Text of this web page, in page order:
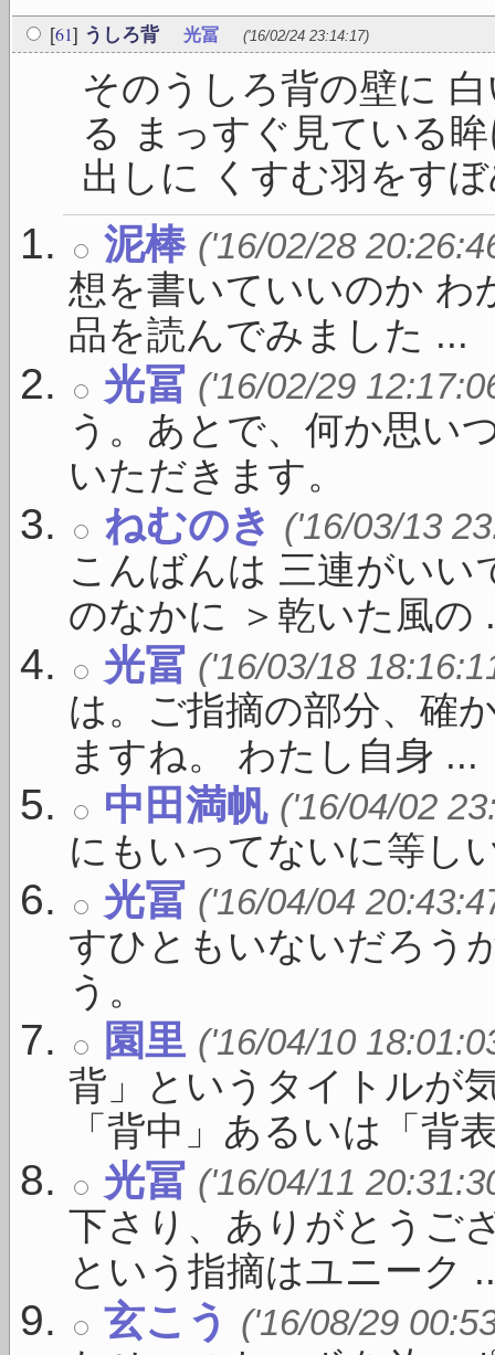
[61] うしろ背 光冨 ('16/02/24 23:14:17)
そのうしろ背の壁に
る まっすぐ見ている
出しに くすむ羽をす
泥棒 ('16/02/28
想を書いていいのか わ
品を読んでみました ...
光冨 ('16/02/29
う。あとで、何か思い
いただきます。
ねむのき ('16/03/13
こんばんは 三連がい
のなかに ＞乾いた風の
光冨 ('16/03/18
は。ご指摘の部分、確
ますね。 わたし自身 ...
中田満帆 ('16/04/02
にもいってないに等し
光冨 ('16/04/04
すひともいないだろう
う。
園里 ('16/04/10
背」というタイトルが
「背中」あるいは「背
光冨 ('16/04/11
下さり、ありがとうご
という指摘はユニーク
玄こう ('16/08/29